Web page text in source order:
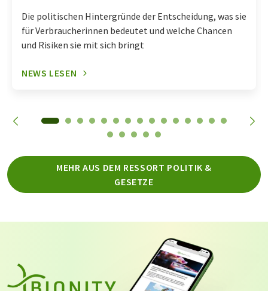
Die politischen Hintergründe der Entscheidung, was sie
für Verbraucherinnen bedeutet und welche Chancen
und Risiken sie mit sich bringt
NEWS LESEN
MEHR AUS DEM RESSORT POLITIK &
GESETZE